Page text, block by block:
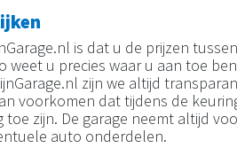
is dat u de prijzen
weet u precies waar u aan toe
zijn we altijd
voorkomen dat tijdens de
zijn. De garage neemt altijd
auto onderdelen.